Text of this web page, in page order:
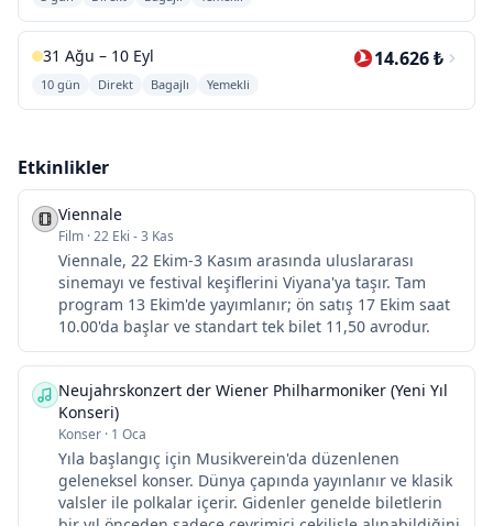
31 Ağu – 10 Eyl
10 gün Direkt Bagajlı Yemekli
14.626 ₺
Etkinlikler
Viennale
Film ·22 Eki - 3 Kas
Viennale, 22 Ekim-3 Kasım arasında uluslararası
sinemayı ve festival keşiflerini Viyana'ya taşır. Tam
program 13 Ekim'de yayımlanır; ön satış 17 Ekim saat
10.00'da başlar ve standart tek bilet 11,50 avrodur.
Neujahrskonzert der Wiener Philharmoniker (Yeni Yıl
Konseri)
Konser · 1 Oca
Yıla başlangıç için Musikverein'da düzenlenen
geleneksel konser. Dünya çapında yayınlanır ve klasik
valsler ile polkalar içerir. Gidenler genelde biletlerin